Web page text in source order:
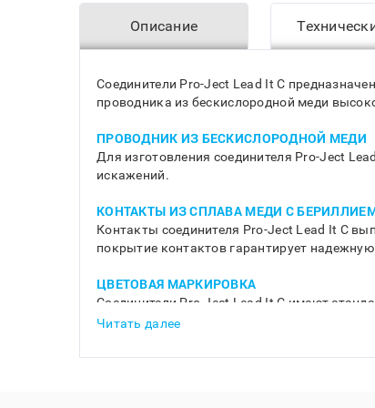
Описание
Соединители Pro-Ject Lead It C
проводника из бескислородной меди
ПРОВОДНИК ИЗ БЕСКИСЛОРОДНОЙ МЕДИ
Для изготовления соединителя Pro-Ject
искажений.
КОНТАКТЫ ИЗ СПЛАВА МЕДИ С
Контакты соединителя Pro-Ject Lead It C
покрытие контактов гарантирует
ЦВЕТОВАЯ МАРКИРОВКА
Соединители Pro-Ject Lead It C имеют
Читать далее